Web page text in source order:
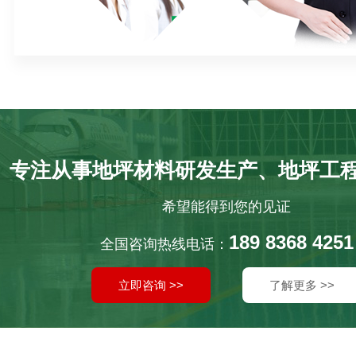
专注从事地坪材料研发生产、地坪工
希望能得到您的见证
全国咨询热线电话： 189 8368 4251
立即咨询 >> 了解更多 >>